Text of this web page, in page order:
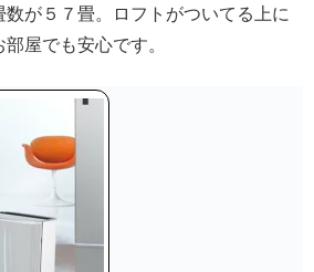
が５７畳。ロフトがついてる上に
屋でも安心です。